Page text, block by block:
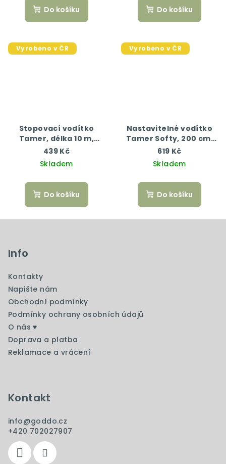
Do košíku Do košíku
Vyrobeno v ČR
Stopovací vodítko
Tamer, délka 10 m,
růžová/modrá
439 Kč
Skladem
Do košíku
Vyrobeno v ČR
Nastavitelné vodítko
Tamer Softy, 200 cm,
červená/černá
619 Kč
Skladem
Do košíku
Info
Kontakty
Napište nám
Obchodní podmínky
Podmínky ochrany osobních údajů
O nás ♥️
Doprava a platba
Reklamace a vrácení
Kontakt
info@goddo.cz
+420 702027907